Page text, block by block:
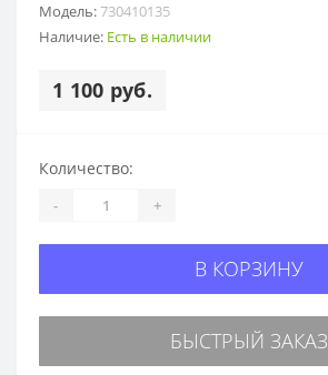
Модель:730410135
Наличие: Есть в наличии
1 100 руб.
Количество:
- +
В КОРЗИНУ
БЫСТРЫЙ ЗАКАЗ